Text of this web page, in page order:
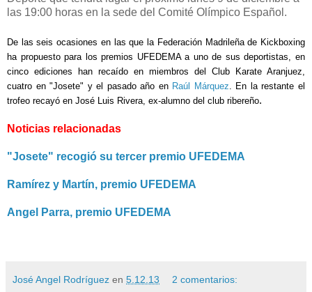
las 19:00 horas en la sede del Comité Olímpico Español.
De las seis ocasiones en las que la Federación Madrileña de Kickboxing
ha propuesto para los premios UFEDEMA a uno de sus deportistas, en
cinco ediciones han recaído en miembros del Club Karate Aranjuez,
cuatro en "Josete" y el pasado año en Raúl Márquez . En la restante el
trofeo recayó en José Luis Rivera, ex-alumno del club ribereño.
Noticias relacionadas
"Josete" recogió su tercer premio UFEDEMA
Ramírez y Martín, premio UFEDEMA
Angel Parra, premio UFEDEMA
José Angel Rodríguez en 5.12.13 2 comentarios: